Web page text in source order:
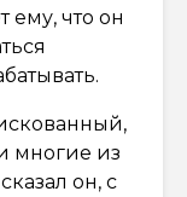
ему, что он
многие из
он, с